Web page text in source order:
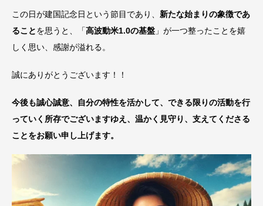
この日が建国記念日という節目であり、 新たな始まりの象徴であ
ることを思うと、「高波動米1.0の基盤 」が一つ整ったことを嬉
しく思い、感謝が溢れる。
誠にありがとうございます！！
今後も誠心誠意、自分の特性を活かして、できる限りの活動を行
っていく所存でございますゆえ、温かく見守り、支えてくださる
ことをお願い申し上げます。